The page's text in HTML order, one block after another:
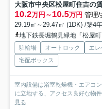
大阪市中央区松屋町住吉の
10.2万円～10.5万円 管理/
29.19㎡～29.47㎡ (1DK) /築4
地下鉄長堀鶴見緑地「松屋
駐輪場 オートロック エレ
宅配ボックス
室内設備は浴室乾燥機・エアコ
に立地する、アクセス良好な物
見る